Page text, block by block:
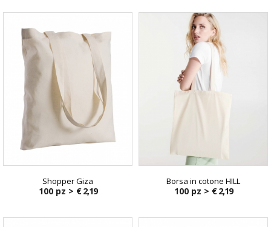
Shopper Giza
100 pz > € 2,19
Borsa in cotone HILL
100 pz > € 2,19